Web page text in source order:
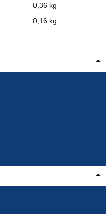
0,36 kg
0,16 kg